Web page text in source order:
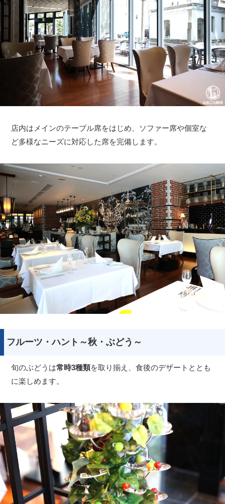
店内はメインのテーブル席をはじめ、ソファー席や個室な
ど多様なニーズに対応した席を完備します。
フルーツ・ハント～秋・ぶどう～
旬のぶどうは常時3種類を取り揃え、食後のデザートととも
に楽しめます。